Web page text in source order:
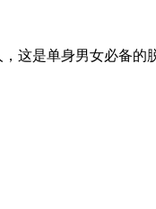
这是单身男女必备的